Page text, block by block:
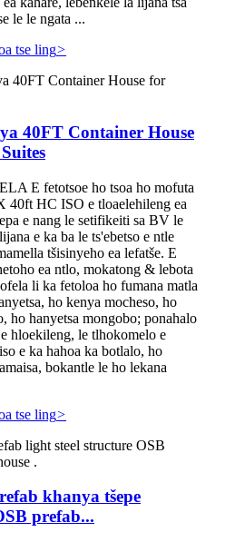
le le ngata ...
tse ling>
40FT Container House
E fetotsoe ho tsoa ho mofuta
40ft HC ISO e tloaelehileng ea
e nang le setifikeiti sa BV le
e ka ba le ts'ebetso e ntle
tšisinyeho ea lefatše. E
ea ntlo, mokatong & lebota
li ka fetoloa ho fumana matla
ho kenya mocheso, ho
ho hanyetsa mongobo; ponahalo
hloekileng, le tlhokomelo e
e ka hahoa ka botlalo, ho
bokantle le ho lekana
tse ling>
khanya tšepe
prefab...